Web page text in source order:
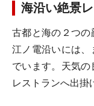
海沿い絶景
古都と海の２つの
江ノ電沿いには
でいます。天気
レストランへ出掛